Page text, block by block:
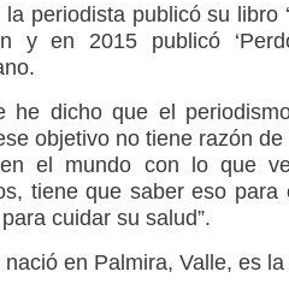
la periodista publicó su libro
y en 2015 publicó
he dicho que el
objetivo no tiene razón
el mundo con lo que
tiene que saber eso
cuidar su salud”.
nació en Palmira, Valle, es